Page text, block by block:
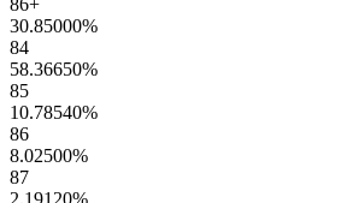
30.85000%
84
58.36650%
85
10.78540%
86
8.02500%
87
2.19120%